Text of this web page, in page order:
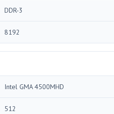
DDR-3
8192
Intel GMA 4500MHD
512